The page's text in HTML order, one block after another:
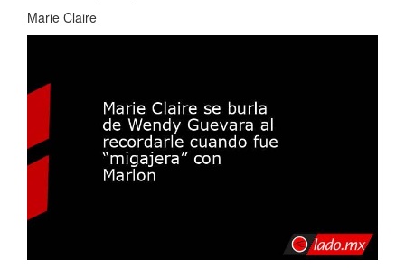
Marie Claire